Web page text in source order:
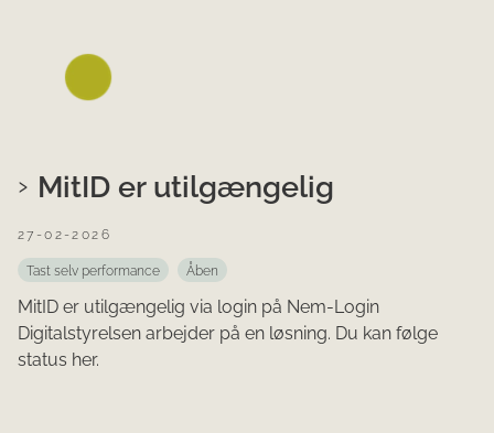
MitID er utilgængelig
27-02-2026
Tast selv performance Åben
MitID er utilgængelig via login på Nem-Login
Digitalstyrelsen arbejder på en løsning. Du kan følge
status her.